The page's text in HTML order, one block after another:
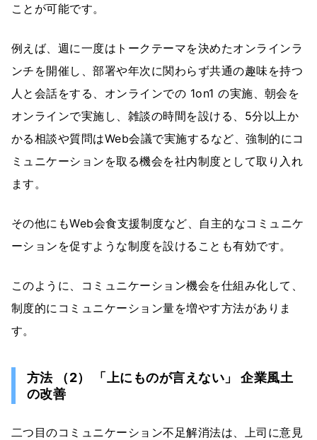
ことが可能です。
例えば、週に一度はトークテーマを決めたオンラインラ
ンチを開催し、部署や年次に関わらず共通の趣味を持つ
人と会話をする、オンラインでの 1on1 の実施、朝会を
オンラインで実施し、雑談の時間を設ける、5分以上か
かる相談や質問はWeb会議で実施するなど、強制的にコ
ミュニケーションを取る機会を社内制度として取り入れ
ます。
その他にもWeb会食支援制度など、自主的なコミュニケ
ーションを促すような制度を設けることも有効です。
このように、コミュニケーション機会を仕組み化して、
制度的にコミュニケーション量を増やす方法がありま
す。
方法 （2） 「上にものが言えない」 企業風土
の改善
二つ目のコミュニケーション不足解消法は、上司に意見